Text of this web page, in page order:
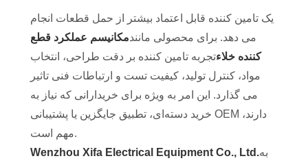
یک تامین کننده قابل اعتماد بیشتر از حمل قطعات انجام
می دهد. برای محصولی مانندمکانیسم عملکرد قطع
کننده خلاءتجربه تامین کننده بر دقت طراحی، انتخاب
مواد، کنترل تولید، کیفیت تست و ارتباطات فنی تاثیر
می گذارد. این امر به ویژه برای خریدارانی که نیاز به
خرید دسته‌ای، تطبیق جایگزین یا پشتیبانی OEM دارند،
مهم است.
Wenzhou Xifa Electrical Equipment Co., Ltd.به